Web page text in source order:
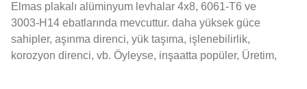
Elmas plakalı alüminyum levhalar 4x8, 6061-T6 ve
3003-H14 ebatlarında mevcuttur. daha yüksek güce
sahipler, aşınma direnci, yük taşıma, işlenebilirlik,
korozyon direnci, vb. Öyleyse, inşaatta popüler, Üretim,